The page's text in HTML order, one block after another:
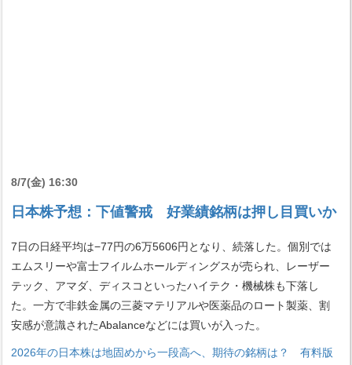
8/7(金) 16:30
日本株予想：下値警戒 好業績銘柄は押し目買いか
7日の日経平均は−77円の6万5606円となり、続落した。個別では
エムスリーや富士フイルムホールディングスが売られ、レーザー
テック、アマダ、ディスコといったハイテク・機械株も下落し
た。一方で非鉄金属の三菱マテリアルや医薬品のロート製薬、割
安感が意識されたAbalanceなどには買いが入った。
2026年の日本株は地固めから一段高へ、期待の銘柄は？ 有料版